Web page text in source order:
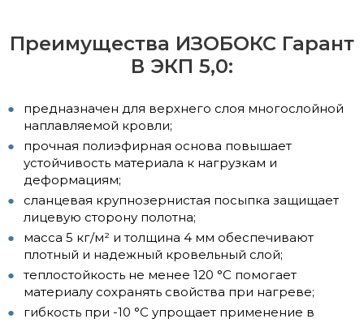
Преимущества ИЗОБОКС Гарант
В ЭКП 5,0:
предназначен для верхнего слоя многослойной
наплавляемой кровли;
прочная полиэфирная основа повышает
устойчивость материала к нагрузкам и
деформациям;
сланцевая крупнозернистая посыпка защищает
лицевую сторону полотна;
масса 5 кг/м² и толщина 4 мм обеспечивают
плотный и надежный кровельный слой;
теплостойкость не менее 120 °C помогает
материалу сохранять свойства при нагреве;
гибкость при -10 °C упрощает применение в